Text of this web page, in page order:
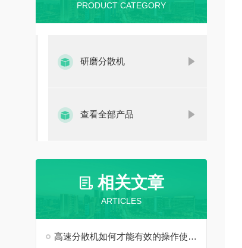
PRODUCT CATEGORY
研磨分散机
查看全部产品
相关文章
ARTICLES
高速分散机如何才能有效的操作使用？